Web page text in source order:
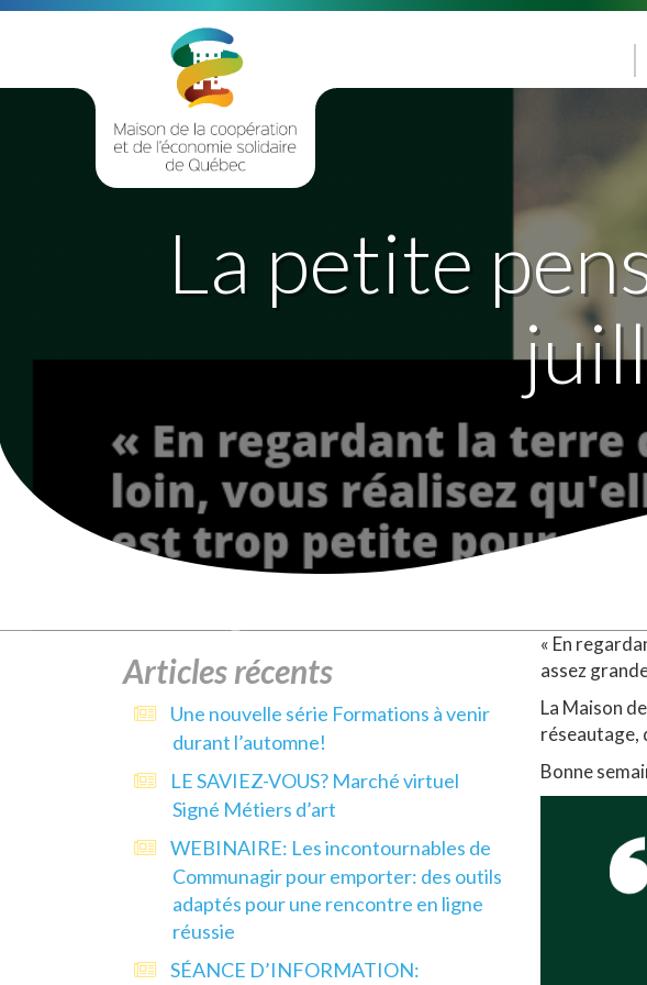
La petite
« En
assez
La Maison
réseautage,
Bonne
Articles récents
Une nouvelle série Formations à venir
durant l’automne!
LE SAVIEZ-VOUS? Marché virtuel
Signé Métiers d’art
WEBINAIRE: Les incontournables de
Communagir pour emporter: des outils
adaptés pour une rencontre en ligne
réussie
SÉANCE D’INFORMATION: